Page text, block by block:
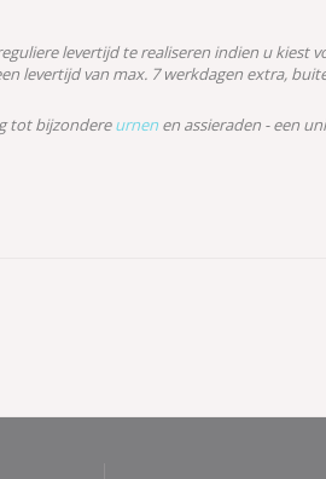
levertijd te realiseren indien u
levertijd van max. 7 werkdagen extra,
tot bijzondereurnen en assieraden - een